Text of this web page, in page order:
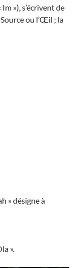
Im »), s’écrivent de
ou l’Œil ; la
» désigne à
».